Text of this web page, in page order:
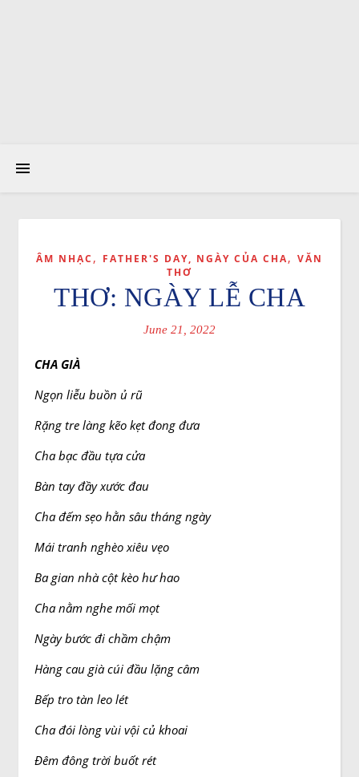
ÂM NHẠC , FATHER'S DAY, NGÀY CỦA CHA, VĂN
THƠ
THƠ: NGÀY LỄ CHA
June 21, 2022
CHA GIÀ
Ngọn liễu buồn ủ rũ
Rặng tre làng kẽo kẹt đong đưa
Cha bạc đầu tựa cửa
Bàn tay đầy xước đau
Cha đếm sẹo hằn sâu tháng ngày
Mái tranh nghèo xiêu vẹo
Ba gian nhà cột kèo hư hao
Cha nằm nghe mối mọt
Ngày bước đi chầm chậm
Hàng cau già cúi đầu lặng câm
Bếp tro tàn leo lét
Cha đói lòng vùi vội củ khoai
Đêm đông trời buốt rét